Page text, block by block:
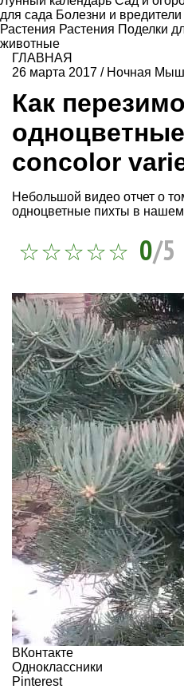
для сада Болезни и вредители
Растения Растения Поделки
животные
ГЛАВНАЯ
26 марта 2017 / Ночная
Как
concolor
Небольшой видео отчет о
одноцветные пихты в нашем
0/5
ВКонтакте
Одноклассники
Pinterest